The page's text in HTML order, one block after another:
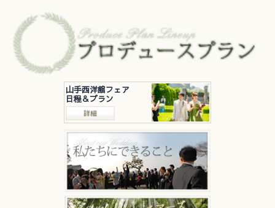
山手西洋館フェア
日程＆プラン